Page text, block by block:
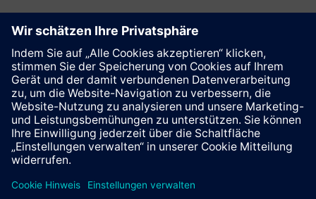
Diese Seite weiterempfehlen
Kontakt
Impressum